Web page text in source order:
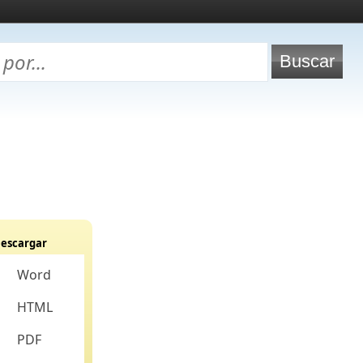
Word
HTML
PDF